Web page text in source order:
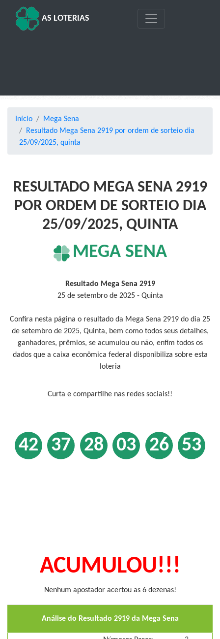
AS LOTERIAS
Início
Mega Sena
Resultado Mega Sena 2919 por ordem de sorteio dia
25/09/2025, quinta
RESULTADO MEGA SENA 2919
POR ORDEM DE SORTEIO DIA
25/09/2025, QUINTA
MEGA SENA
Resultado Mega Sena 2919
25 de setembro de 2025 - Quinta
Confira nesta página o resultado da Mega Sena 2919 do dia 25
de setembro de 2025, Quinta, bem como todos seus detalhes,
ganhadores, prêmios, se acumulou ou não, enfim todos os
dados que a caixa econômica federal disponibiliza sobre esta
loteria
Curta e compartilhe nas redes sociais!!
42 37 28 03 26 53
ACUMULOU!!!
Nenhum apostador acertou as 6 dezenas!
Análise do Resultado 2919 da Mega Sena